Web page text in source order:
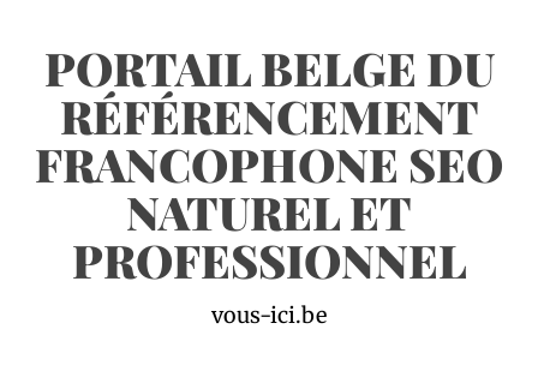
PORTAIL BELGE DU
RÉFÉRENCEMENT
FRANCOPHONE SEO
NATUREL ET
PROFESSIONNEL
vous-ici.be